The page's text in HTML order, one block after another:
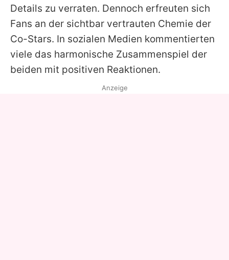
Details zu verraten. Dennoch erfreuten sich
Fans an der sichtbar vertrauten Chemie der
Co-Stars. In sozialen Medien kommentierten
viele das harmonische Zusammenspiel der
beiden mit positiven Reaktionen.
Anzeige